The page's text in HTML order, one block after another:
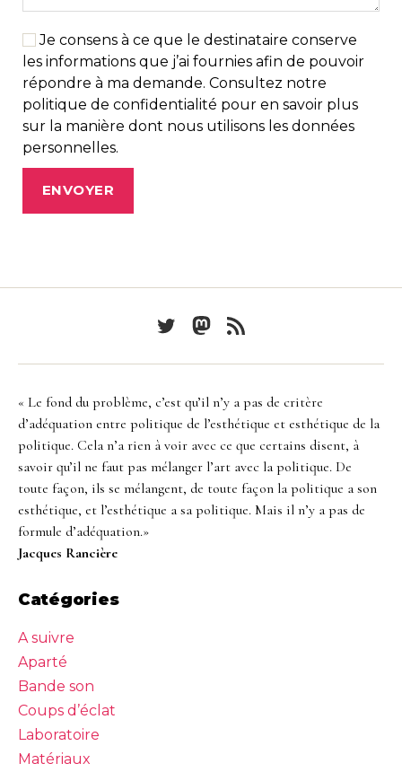
Je consens à ce que le destinataire conserve
les informations que j’ai fournies afin de pouvoir
répondre à ma demande. Consultez notre
politique de confidentialité pour en savoir plus
sur la manière dont nous utilisons les données
personnelles.
TwitterMastodon
Feed
« Le fond du problème, c’est qu’il n’y a pas de critère
d’adéquation entre politique de l’esthétique et esthétique de la
politique. Cela n’a rien à voir avec ce que certains disent, à
savoir qu’il ne faut pas mélanger l’art avec la politique. De
toute façon, ils se mélangent, de toute façon la politique a son
esthétique, et l’esthétique a sa politique. Mais il n’y a pas de
formule d’adéquation.»
Jacques Rancière
Catégories
A suivre
Aparté
Bande son
Coups d’éclat
Laboratoire
Matériaux